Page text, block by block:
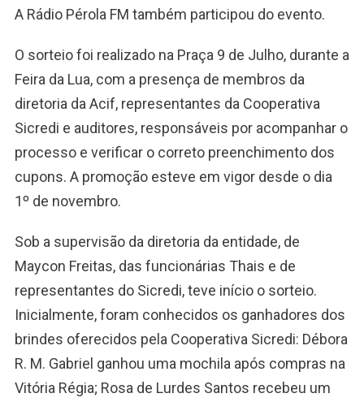
A Rádio Pérola FM também participou do evento.
O sorteio foi realizado na Praça 9 de Julho, durante a
Feira da Lua, com a presença de membros da
diretoria da Acif, representantes da Cooperativa
Sicredi e auditores, responsáveis por acompanhar o
processo e verificar o correto preenchimento dos
cupons. A promoção esteve em vigor desde o dia
1º de novembro.
Sob a supervisão da diretoria da entidade, de
Maycon Freitas, das funcionárias Thais e de
representantes do Sicredi, teve início o sorteio.
Inicialmente, foram conhecidos os ganhadores dos
brindes oferecidos pela Cooperativa Sicredi: Débora
R. M. Gabriel ganhou uma mochila após compras na
Vitória Régia; Rosa de Lurdes Santos recebeu um